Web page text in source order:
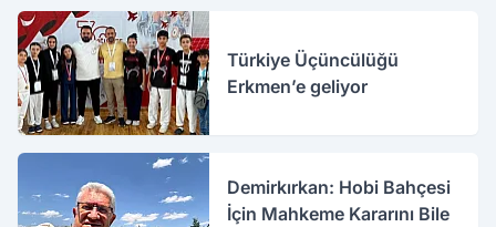
Türkiye Üçüncülüğü
Erkmen’e geliyor
Demirkırkan: Hobi Bahçesi
İçin Mahkeme Kararını Bile